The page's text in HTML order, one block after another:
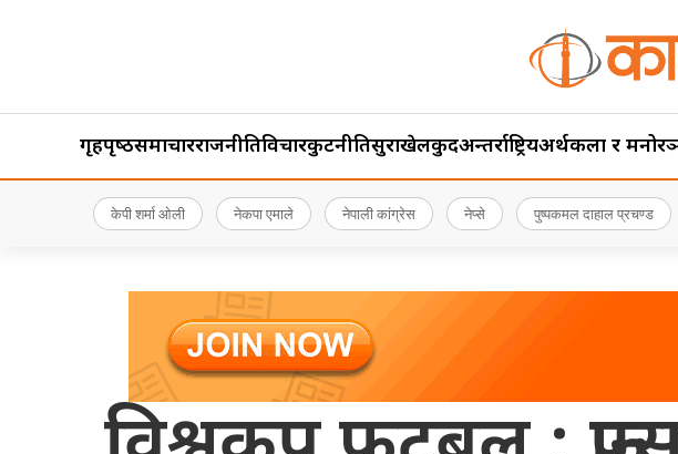
गृहपृष्‍ठसमाचारराजनीतिविचारकुटनीतिसुरक्षाखेलकुदअन्तर्राष्ट्रियअर्थकला र
केपी शर्मा ओली नेकपा एमाले नेपाली कांग्रेस नेप्से पुष्पकमल दाहाल प्रचण्ड